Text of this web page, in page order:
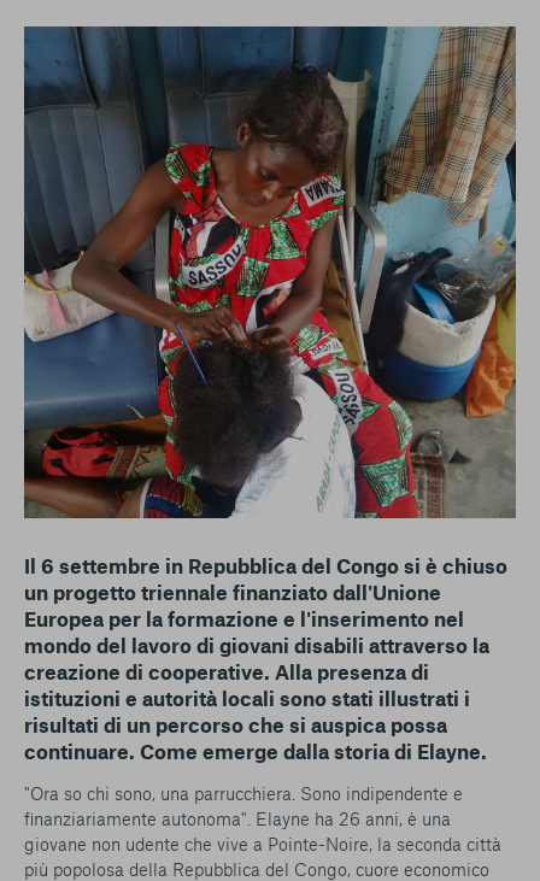
condizionare l’esperienza sulla Piattaforma e il suo
funzionamento. Premendo “Conferma le mie scelte”, la
selezione relativa ai cookie effettuata verrà salvata. Se non è
stata selezionata alcuna opzione, premere questo pulsante
equivarrà a rifiutare tutti i cookie. Per ulteriori informazioni, è
possibile consultare la nostraUlteriori informazioni
Cookie strettamente necessari
Cookie di analisi
Cookies di marketing
Il 6 settembre in Repubblica del Congo si è chiuso
un progetto triennale finanziato dall'Unione
Europea per la formazione e l'inserimento nel
mondo del lavoro di giovani disabili attraverso la
creazione di cooperative. Alla presenza di
istituzioni e autorità locali sono stati illustrati i
risultati di un percorso che si auspica possa
continuare. Come emerge dalla storia di Elayne.
"Ora so chi sono, una parrucchiera. Sono indipendente e
finanziariamente autonoma". Elayne ha 26 anni, è una
giovane non udente che vive a Pointe-Noire, la seconda città
più popolosa della Repubblica del Congo, cuore economico